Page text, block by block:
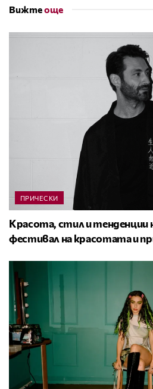
Вижтеоще
ПРИЧЕСКИ
Красота, стил и тенденции
фестивал на красотата и